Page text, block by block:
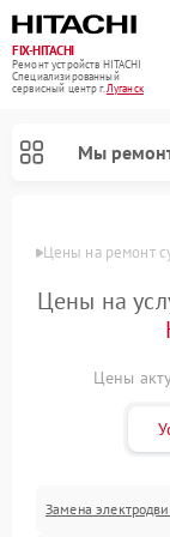
FIX-HITACHI
Ремонт устройств HITACHI
Специализированный
cервисный центр г.Луганск
Мы
Цены на ремонт
Цены на
Цены
Замена